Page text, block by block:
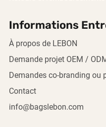
Informations
À propos de LEBON
Demande projet OEM /
Demandes co-branding ou
Contact
info@bagslebon.com